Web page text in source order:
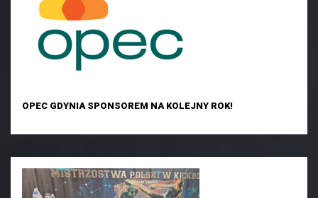
OPEC GDYNIA SPONSOREM NA KOLEJNY ROK!